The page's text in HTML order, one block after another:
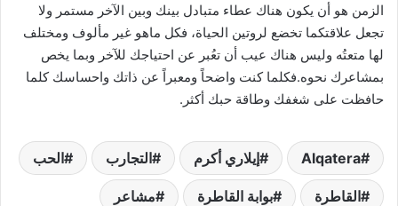
الزمن هو أن يكون هناك عطاء متبادل بينك وبين الآخر مستمر ولا
تجعل علاقتكما تخضع لروتين الحياة، فكل ماهو غير مألوف ومختلف
لها متعتُه وليس هناك عيب أن تعُبر عن احتياجك للآخر وبما يخص
بمشاعرك نحوه.فكلما كنت واضحاً ومعبراً عن ذاتك واحساسك كلما
حافظت على شغفك وطاقة حبك أكثر.
Alqatera إيلاري أكرم التجارب الحب
القاطرة بوابة القاطرة مشاعر